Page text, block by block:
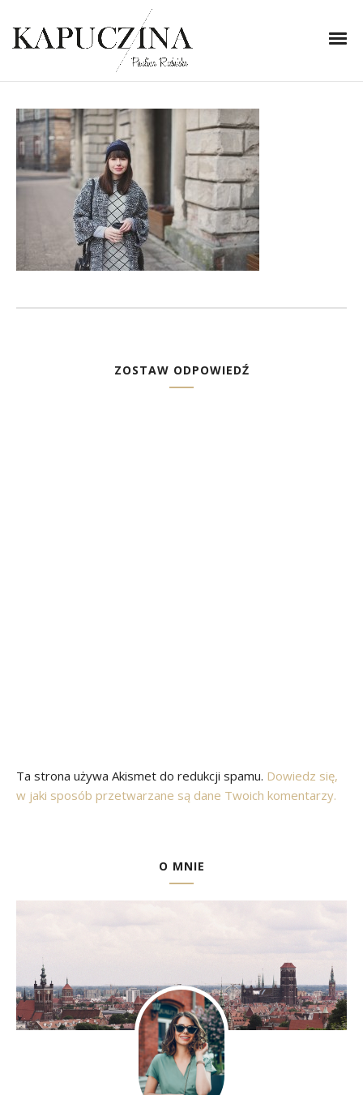
23 stycznia 2015
IMG_0565
Written by
ZOSTAW ODPOWIEDŹ
Ta strona używa Akismet do redukcji spamu. Dowiedz się,
w jaki sposób przetwarzane są dane Twoich komentarzy.
O MNIE